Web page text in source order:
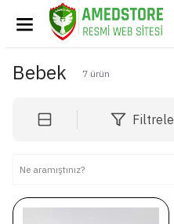
Bebek 7 ürün
Filtrele